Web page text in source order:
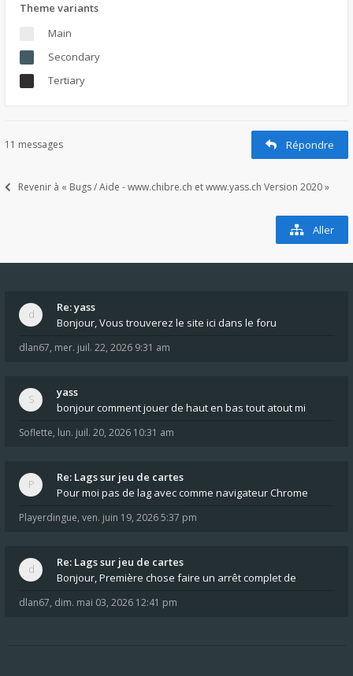
Theme variants
Main
Secondary
Tertiary
11 messages Répondre
Revenir à « Bugs / Aide - www.chibre.ch et www.yass.ch Version 2020 »
Aller
Re: yass
Bonjour, Vous trouverez le site ici dans le foru
dlan67, mer. juil. 22, 2026 9:31 am
yass
bonjour comment jouer de haut en bas tout atout mi
Soflette, lun. juil. 20, 2026 10:31 am
Re: Lags sur jeu de cartes
Pour moi pas de lag avec comme navigateur Chrome
Playerdingue, ven. juin 19, 2026 5:37 pm
Re: Lags sur jeu de cartes
Bonjour, Première chose faire un arrêt complet de
dlan67, dim. mai 03, 2026 12:41 pm